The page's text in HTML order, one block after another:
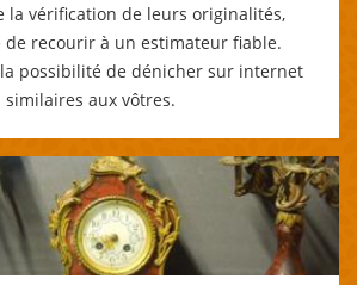
la vérification de leurs originalités,
de recourir à un estimateur fiable.
la possibilité de dénicher sur internet
aux vôtres.